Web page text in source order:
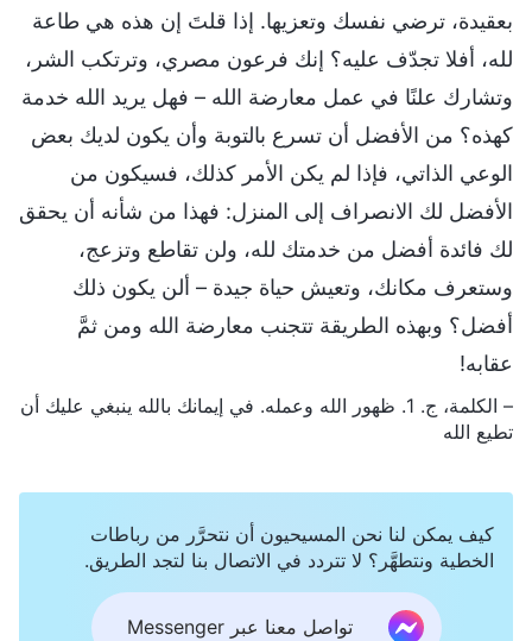
بعقيدة، ترضي نفسك وتعزيها. إذا قلتَ إن هذه هي طاعة
لله، أفلا تجدّف عليه؟ إنك فرعون مصري، وترتكب الشر،
وتشارك علنًا في عمل معارضة الله – فهل يريد الله خدمة
كهذه؟ من الأفضل أن تسرع بالتوبة وأن يكون لديك بعض
الوعي الذاتي، فإذا لم يكن الأمر كذلك، فسيكون من
الأفضل لك الانصراف إلى المنزل: فهذا من شأنه أن يحقق
لك فائدة أفضل من خدمتك لله، ولن تقاطع وتزعج،
وستعرف مكانك، وتعيش حياة جيدة – ألن يكون ذلك
أفضل؟ وبهذه الطريقة تتجنب معارضة الله ومن ثمَّ
عقابه!
– الكلمة، ج. 1. ظهور الله وعمله. في إيمانك بالله ينبغي عليك أن
تطيع الله
كيف يمكن لنا نحن المسيحيون أن نتحرَّر من رباطات
الخطية ونتطهَّر؟ لا تتردد في الاتصال بنا لتجد الطريق.
تواصل معنا عبر Messenger